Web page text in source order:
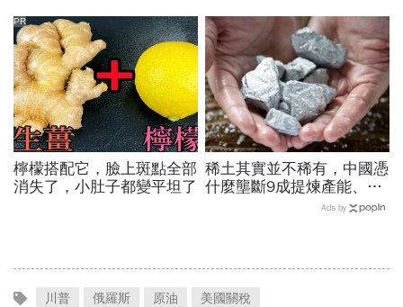
出事：根本把投資人丟火坑
檸檬搭配它，臉上斑點全部
消失了，小肚子都變平坦了
PR
稀土其實並不稀有，中國憑
什麼壟斷9成提煉產能、掐
住川普脖子？洪財隆解析：
Ads by
川普 俄羅斯 原油 美國關稅